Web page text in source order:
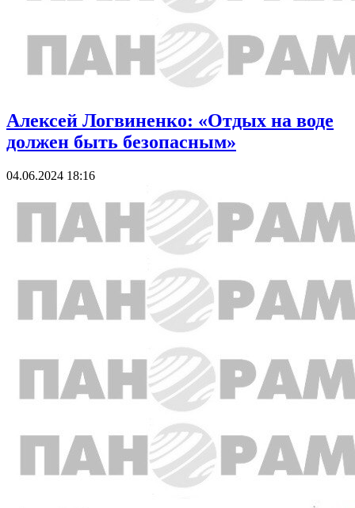
Алексей Логвиненко: «Отдых на воде
должен быть безопасным»
04.06.2024 18:16